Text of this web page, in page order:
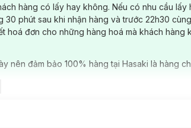
hàng có lấy hay không. Nếu có nhu cầu lấy
phút sau khi nhận hàng và trước 22h30
hoá đơn cho những hàng hoá mà khách hàng
nên đảm bảo 100% hàng tại Hasaki là hàng